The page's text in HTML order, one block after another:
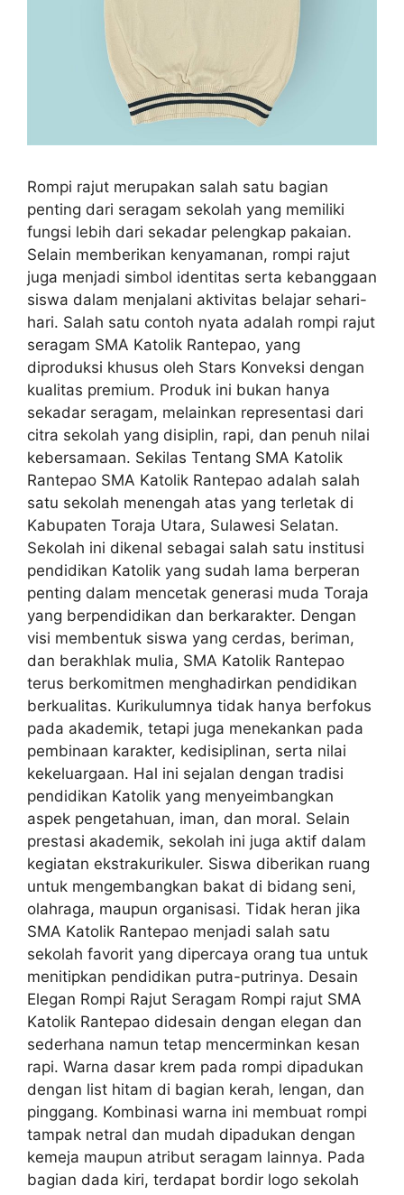
Rompi rajut merupakan salah satu bagian
penting dari seragam sekolah yang memiliki
fungsi lebih dari sekadar pelengkap pakaian.
Selain memberikan kenyamanan, rompi rajut
juga menjadi simbol identitas serta kebanggaan
siswa dalam menjalani aktivitas belajar sehari-
hari. Salah satu contoh nyata adalah rompi rajut
seragam SMA Katolik Rantepao, yang
diproduksi khusus oleh Stars Konveksi dengan
kualitas premium. Produk ini bukan hanya
sekadar seragam, melainkan representasi dari
citra sekolah yang disiplin, rapi, dan penuh nilai
kebersamaan. Sekilas Tentang SMA Katolik
Rantepao SMA Katolik Rantepao adalah salah
satu sekolah menengah atas yang terletak di
Kabupaten Toraja Utara, Sulawesi Selatan.
Sekolah ini dikenal sebagai salah satu institusi
pendidikan Katolik yang sudah lama berperan
penting dalam mencetak generasi muda Toraja
yang berpendidikan dan berkarakter. Dengan
visi membentuk siswa yang cerdas, beriman,
dan berakhlak mulia, SMA Katolik Rantepao
terus berkomitmen menghadirkan pendidikan
berkualitas. Kurikulumnya tidak hanya berfokus
pada akademik, tetapi juga menekankan pada
pembinaan karakter, kedisiplinan, serta nilai
kekeluargaan. Hal ini sejalan dengan tradisi
pendidikan Katolik yang menyeimbangkan
aspek pengetahuan, iman, dan moral. Selain
prestasi akademik, sekolah ini juga aktif dalam
kegiatan ekstrakurikuler. Siswa diberikan ruang
untuk mengembangkan bakat di bidang seni,
olahraga, maupun organisasi. Tidak heran jika
SMA Katolik Rantepao menjadi salah satu
sekolah favorit yang dipercaya orang tua untuk
menitipkan pendidikan putra-putrinya. Desain
Elegan Rompi Rajut Seragam Rompi rajut SMA
Katolik Rantepao didesain dengan elegan dan
sederhana namun tetap mencerminkan kesan
rapi. Warna dasar krem pada rompi dipadukan
dengan list hitam di bagian kerah, lengan, dan
pinggang. Kombinasi warna ini membuat rompi
tampak netral dan mudah dipadukan dengan
kemeja maupun atribut seragam lainnya. Pada
bagian dada kiri, terdapat bordir logo sekolah